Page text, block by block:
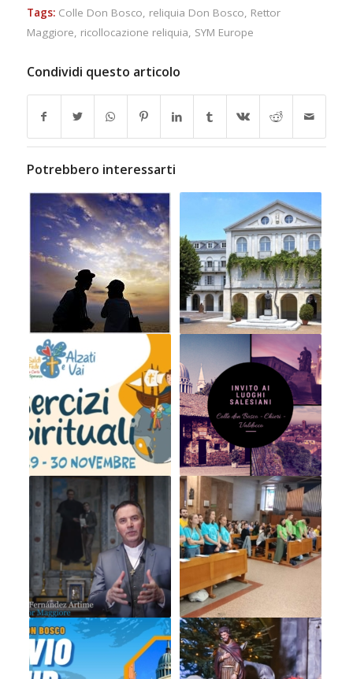
Tags: Colle Don Bosco, reliquia Don Bosco, Rettor
Maggiore, ricollocazione reliquia, SYM Europe
Condividi questo articolo
Potrebbero interessarti